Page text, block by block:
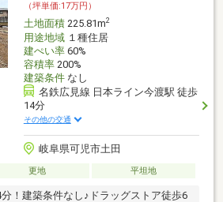
（坪単価:17万円）
土地面積225.81m2
用途地域１種住居
建ぺい率60%
容積率200%
建築条件なし
名鉄広見線 日本ライン今渡駅 徒歩
14分
その他の交通
岐阜県可児市土田
更地 平坦地
！建築条件なし♪ドラッグストア徒歩6